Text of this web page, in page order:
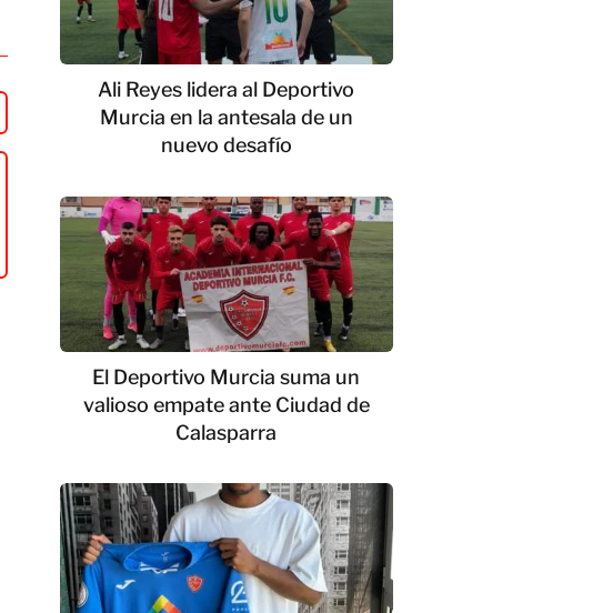
Ali Reyes lidera al Deportivo
Murcia en la antesala de un
nuevo desafío
El Deportivo Murcia suma un
valioso empate ante Ciudad de
Calasparra